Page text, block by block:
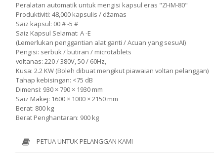
Peralatan automatik untuk mengisi kapsul eras "ZHM-80"
Produktiviti: 48,000 kapsulis / džamas
Saiz kapsul: 00 # -5 #
Saiz Kapsul Selamat: A -E
(Lemerlukan penggantian alat ganti / Acuan yang sesuAI)
Pengisi: serbuk / butiran / microtablets
voltanas: 220 / 380V, 50 / 60Hz,
Kusa: 2.2 KW (Boleh dibuat mengikut piawaian voltan pelanggan)
Tahap kebisingan: <75 dB
Dimensi: 930 × 790 × 1930 mm
Saiz Makej: 1600 × 1000 × 2150 mm
Berat: 800 kg
Berat Penghantaran: 900 kg
PETUA UNTUK PELANGGAN KAMI